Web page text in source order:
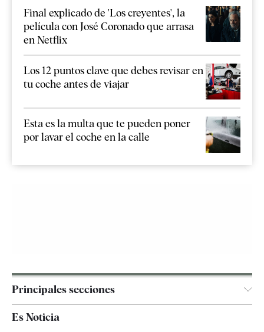
Final explicado de 'Los creyentes', la
película con José Coronado que arrasa
en Netflix
Los 12 puntos clave que debes revisar en
tu coche antes de viajar
Esta es la multa que te pueden poner
por lavar el coche en la calle
Principales secciones
España
Es Noticia